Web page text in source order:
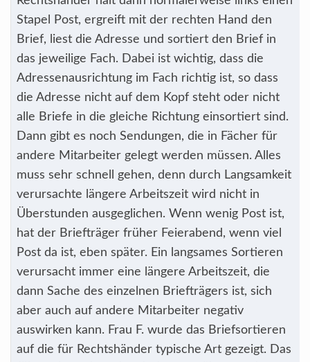
Stapel Post, ergreift mit der rechten Hand den
Brief, liest die Adresse und sortiert den Brief in
das jeweilige Fach. Dabei ist wichtig, dass die
Adressenausrichtung im Fach richtig ist, so dass
die Adresse nicht auf dem Kopf steht oder nicht
alle Briefe in die gleiche Richtung einsortiert sind.
Dann gibt es noch Sendungen, die in Fächer für
andere Mitarbeiter gelegt werden müssen. Alles
muss sehr schnell gehen, denn durch Langsamkeit
verursachte längere Arbeitszeit wird nicht in
Überstunden ausgeglichen. Wenn wenig Post ist,
hat der Briefträger früher Feierabend, wenn viel
Post da ist, eben später. Ein langsames Sortieren
verursacht immer eine längere Arbeitszeit, die
dann Sache des einzelnen Briefträgers ist, sich
aber auch auf andere Mitarbeiter negativ
auswirken kann. Frau F. wurde das Briefsortieren
auf die für Rechtshänder typische Art gezeigt. Das